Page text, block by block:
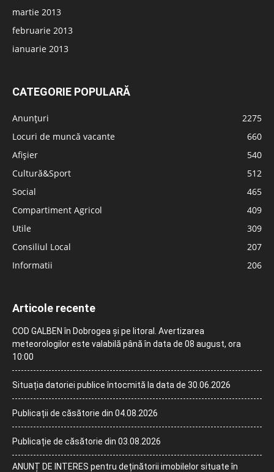
martie 2013
februarie 2013
ianuarie 2013
CATEGORIE POPULARĂ
Anunțuri
2275
Locuri de muncă vacante
660
Afișier
540
Cultură&Sport
512
Social
465
Compartiment Agricol
409
Utile
309
Consiliul Local
207
Informatii
206
Articole recente
COD GALBEN în Dobrogea și pe litoral. Avertizarea
meteorologilor este valabilă până în data de 08 august, ora
10:00
Situația datoriei publice întocmită la data de 30.06.2026
Publicații de căsătorie din 04.08.2026
Publicație de căsătorie din 03.08.2026
ANUNȚ DE INTERES pentru deținătorii imobilelor situate în